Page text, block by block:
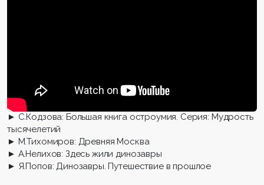
► С.Кодзова: Большая книга остроумия. Серия: Мудрость
тысячелетий
► М.Тихомиров: Древняя Москва
► А.Нелихов: Здесь жили динозавры
► Я.Попов: Динозавры. Путешествие в прошлое